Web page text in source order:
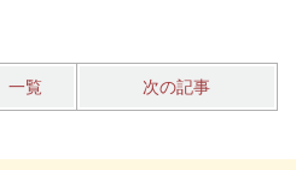
一覧 次の記事